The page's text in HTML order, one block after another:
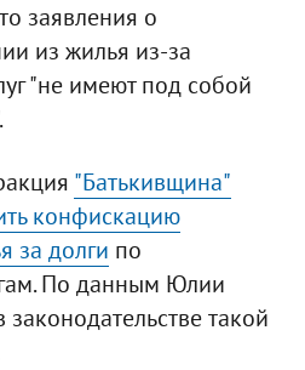
заявления о
из жилья из-за
"не имеют под собой
"Батькивщина"
конфискацию
за долги по
По данным Юлии
такой